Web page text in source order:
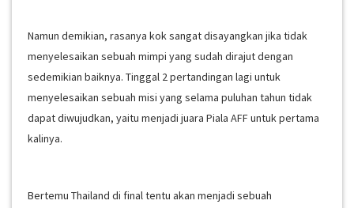
Namun demikian, rasanya kok sangat disayangkan jika tidak
menyelesaikan sebuah mimpi yang sudah dirajut dengan
sedemikian baiknya. Tinggal 2 pertandingan lagi untuk
menyelesaikan sebuah misi yang selama puluhan tahun tidak
dapat diwujudkan, yaitu menjadi juara Piala AFF untuk pertama
kalinya.
Bertemu Thailand di final tentu akan menjadi sebuah